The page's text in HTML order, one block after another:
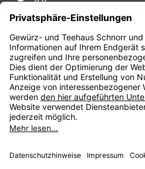
Service-Hotline
Service
Unternehmen
Alle Preise inkl. gesetzl.
anders